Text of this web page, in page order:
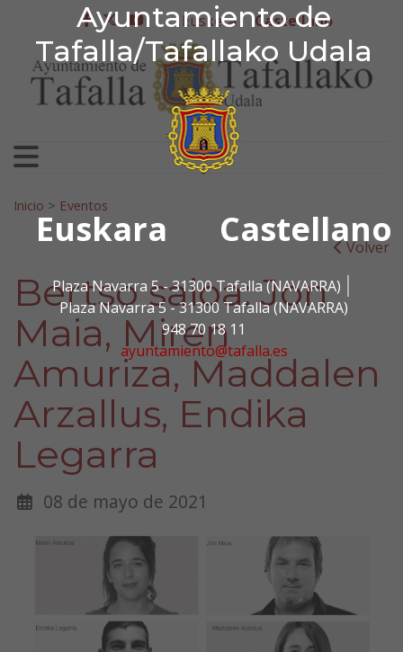
Ayuntamiento de
Tafalla/Tafallako Udala
Euskara Castellano
Plaza Navarra 5 - 31300 Tafalla (NAVARRA)
Plaza Navarra 5 - 31300 Tafalla (NAVARRA)
948 70 18 11
ayuntamiento@tafalla.es
Ir al contenido
Ayuntamiento de
facebook
twitter
youtube
Euskera Castellano
Search for:
Inicio > Eventos
Volver
Bertso saioa: Jon
Maia, Miren
Amuriza, Maddalen
Arzallus, Endika
Legarra
08 de mayo de 2021